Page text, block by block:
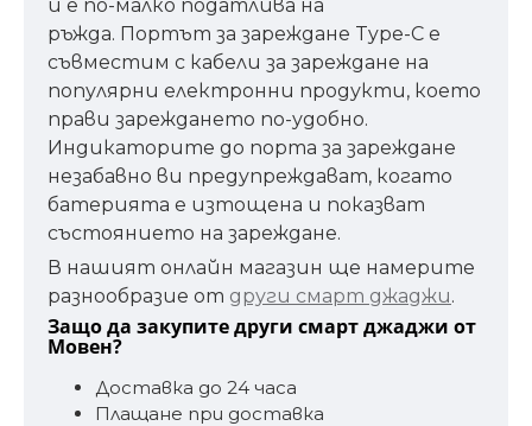
и е по-малко податлива на
ръжда. Портът за зареждане Type-C е
съвместим с кабели за зареждане на
популярни електронни продукти, което
прави зареждането по-удобно.
Индикаторите до порта за зареждане
незабавно ви предупреждават, когато
батерията е изтощена и показват
състоянието на зареждане.
В нашият онлайн магазин ще намерите
разнообразие от други смарт джаджи.
Защо да закупите други смарт джаджи от
Мовен?
Доставка до 24 часа
Плащане при доставка